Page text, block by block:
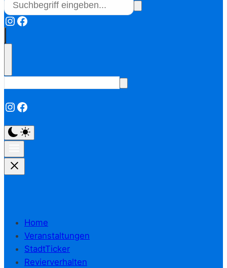
Instagram
Facebook
Instagram
Facebook
Home
Veranstaltungen
StadtTicker
Revierverhalten